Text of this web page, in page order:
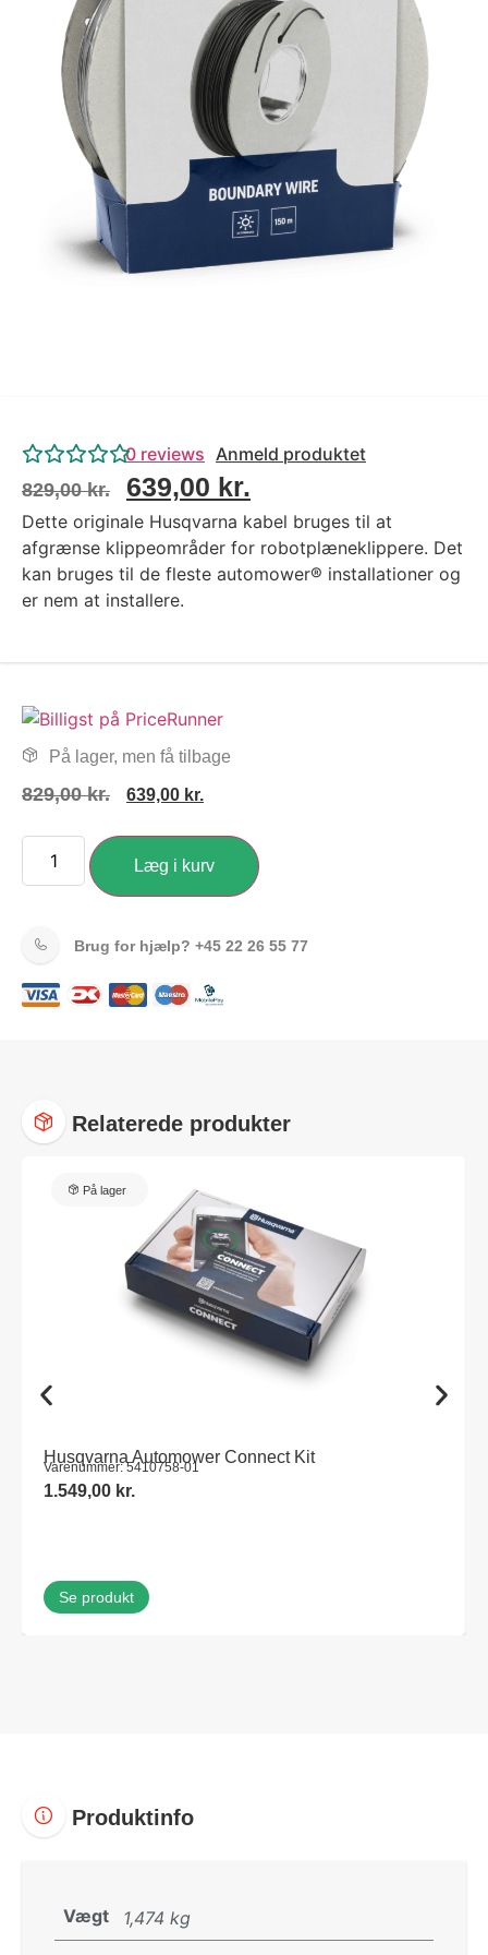
Tips og tricks
4.4 Google Reviews
4.7 Trustpilot
0 reviews Anmeld produktet
829,00kr. 639,00 kr.
Dette originale Husqvarna kabel bruges til at
afgrænse klippeområder for robotplæneklippere. Det
kan bruges til de fleste automower® installationer og
er nem at installere.
På lager, men få tilbage
829,00kr. 639,00 kr.
Læg i kurv
Brug for hjælp? +45 22 26 55 77
Relaterede produkter
På lager
Husqvarna Automower Connect Kit
Varenummer: 5410758-01
1.549,00 kr.
Se produkt
Produktinfo
Vægt 1,474 kg